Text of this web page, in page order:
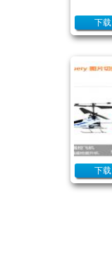
下载
下载